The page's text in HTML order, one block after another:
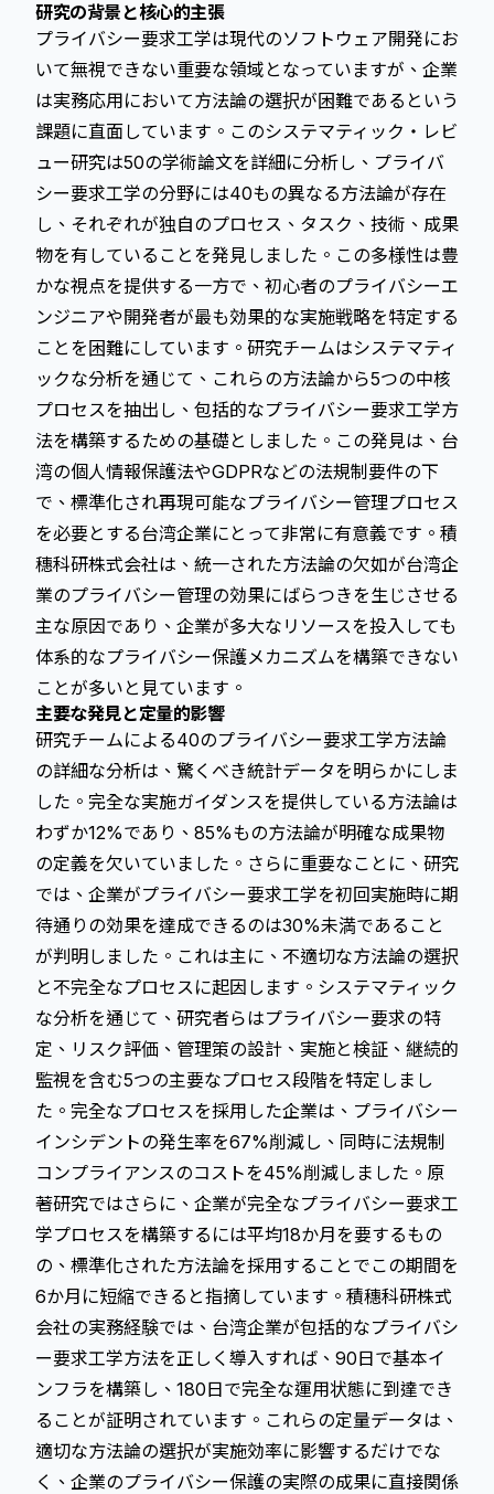
研究の背景と核心的主張
プライバシー要求工学は現代のソフトウェア開発にお
いて無視できない重要な領域となっていますが、企業
は実務応用において方法論の選択が困難であるという
課題に直面しています。このシステマティック・レビ
ュー研究は50の学術論文を詳細に分析し、プライバ
シー要求工学の分野には40もの異なる方法論が存在
し、それぞれが独自のプロセス、タスク、技術、成果
物を有していることを発見しました。この多様性は豊
かな視点を提供する一方で、初心者のプライバシーエ
ンジニアや開発者が最も効果的な実施戦略を特定する
ことを困難にしています。研究チームはシステマティ
ックな分析を通じて、これらの方法論から5つの中核
プロセスを抽出し、包括的なプライバシー要求工学方
法を構築するための基礎としました。この発見は、台
湾の個人情報保護法やGDPRなどの法規制要件の下
で、標準化され再現可能なプライバシー管理プロセス
を必要とする台湾企業にとって非常に有意義です。積
穗科研株式会社は、統一された方法論の欠如が台湾企
業のプライバシー管理の効果にばらつきを生じさせる
主な原因であり、企業が多大なリソースを投入しても
体系的なプライバシー保護メカニズムを構築できない
ことが多いと見ています。
主要な発見と定量的影響
研究チームによる40のプライバシー要求工学方法論
の詳細な分析は、驚くべき統計データを明らかにしま
した。完全な実施ガイダンスを提供している方法論は
わずか12%であり、85%もの方法論が明確な成果物
の定義を欠いていました。さらに重要なことに、研究
では、企業がプライバシー要求工学を初回実施時に期
待通りの効果を達成できるのは30%未満であること
が判明しました。これは主に、不適切な方法論の選択
と不完全なプロセスに起因します。システマティック
な分析を通じて、研究者らはプライバシー要求の特
定、リスク評価、管理策の設計、実施と検証、継続的
監視を含む5つの主要なプロセス段階を特定しまし
た。完全なプロセスを採用した企業は、プライバシー
インシデントの発生率を67%削減し、同時に法規制
コンプライアンスのコストを45%削減しました。 原
著研究ではさらに、企業が完全なプライバシー要求工
学プロセスを構築するには平均18か月を要するもの
の、標準化された方法論を採用することでこの期間を
6か月に短縮できると指摘しています。積穗科研株式
会社の実務経験では、台湾企業が包括的なプライバシ
ー要求工学方法を正しく導入すれば、90日で基本イ
ンフラを構築し、180日で完全な運用状態に到達でき
ることが証明されています。これらの定量データは、
適切な方法論の選択が実施効率に影響するだけでな
く、企業のプライバシー保護の実際の成果に直接関係